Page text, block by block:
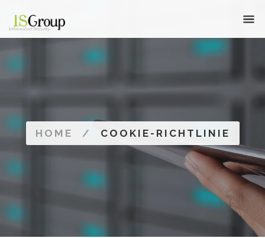
HOME / COOKIE-RICHTLINIE